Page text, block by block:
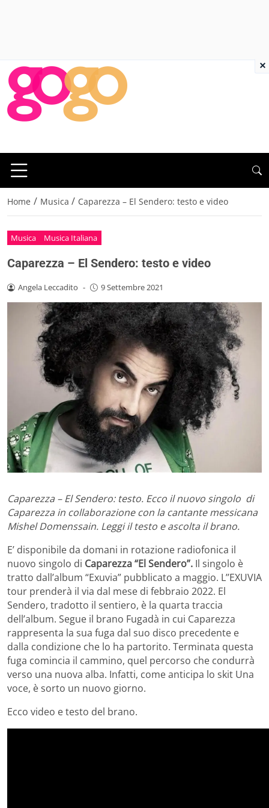
Home / Musica / Caparezza – El Sendero: testo e video
Musica Musica Italiana
Caparezza – El Sendero: testo e video
Angela Leccadito - 9 Settembre 2021
Caparezza – El Sendero: testo. Ecco il nuovo singolo di
Caparezza in collaborazione con la cantante messicana
Mishel Domenssain. Leggi il testo e ascolta il brano.
E’ disponibile da domani in rotazione radiofonica il
nuovo singolo di Caparezza “El Sendero”. Il singolo è
tratto dall’album “Exuvia” pubblicato a maggio. L’’EXUVIA
tour prenderà il via dal mese di febbraio 2022. El
Sendero, tradotto il sentiero, è la quarta traccia
dell’album. Segue il brano Fugadà in cui Caparezza
rappresenta la sua fuga dal suo disco precedente e
dalla condizione che lo ha partorito. Terminata questa
fuga comincia il cammino, quel percorso che condurrà
verso una nuova alba. Infatti, come anticipa lo skit Una
voce, è sorto un nuovo giorno.
Ecco video e testo del brano.
×